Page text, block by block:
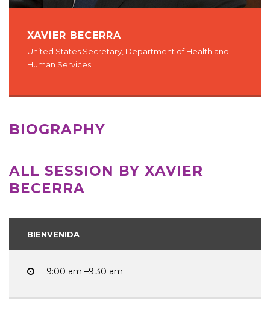
XAVIER BECERRA
United States Secretary, Department of Health and
Human Services
BIOGRAPHY
ALL SESSION BY XAVIER
BECERRA
BIENVENIDA
9:00 am –9:30 am